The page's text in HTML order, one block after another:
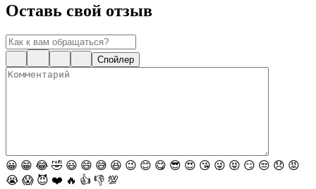
Оставь свой отзыв
Спойлер
😀 😁 😂 🤣 😃 😄 😅 😆 😉 😊 😋 😎 😍 😘 😜 😝 😏 😒 😞 😡
😭 😱 😈 ❤️ 🔥 👍 👎 💯